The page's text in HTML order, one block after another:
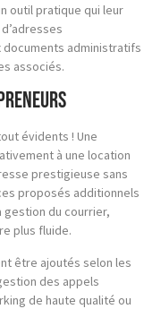
outil pratique qui leur
administratifs
associés.
évidents ! Une
à une location
prestigieuse sans
proposés additionnels
gestion du courrier,
plus fluide.
être ajoutés selon les
des appels
de haute qualité ou